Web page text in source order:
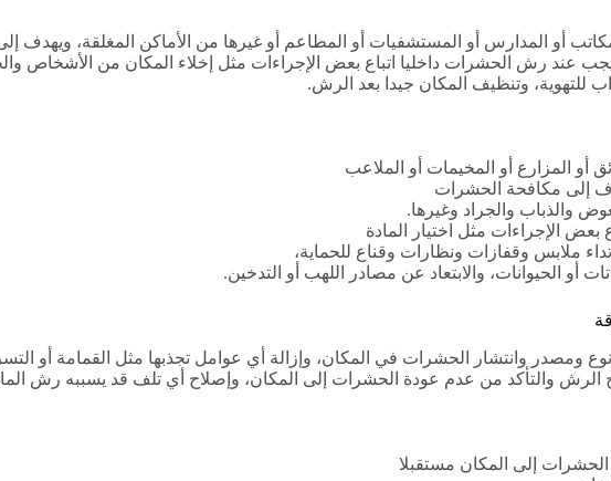
أو المدارس أو المستشفيات أو المطاعم أو غيرها من الأماكن المغلقة، ويهدف
عند رش الحشرات داخليا اتباع بعض الإجراءات مثل إخلاء المكان من الأشخاص
للتهوية، وتنظيف المكان جيدا بعد الرش.
المزارع أو المخيمات أو الملاعب
إلى مكافحة الحشرات
والذباب والجراد وغيرها.
الإجراءات مثل اختيار المادة
ملابس وقفازات ونظارات وقناع للحماية،
أو الحيوانات، والابتعاد عن مصادر اللهب أو التدخين.
وانتشار الحشرات في المكان، وإزالة أي عوامل تجذبها مثل القمامة أو
الرش والتأكد من عدم عودة الحشرات إلى المكان، وإصلاح أي تلف قد يسببه رش
إلى المكان مستقبلا